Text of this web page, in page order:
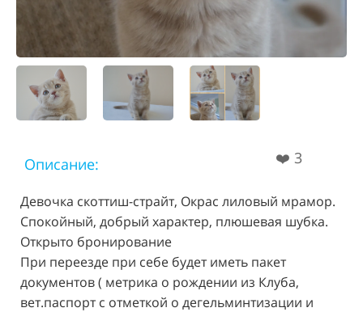
Описание: ❤️ 3
Девочка скоттиш-страйт, Окрас лиловый мрамор.
Спокойный, добрый характер, плюшевая шубка.
Открыто бронирование
При переезде при себе будет иметь пакет
документов ( метрика о рождении из Клуба,
вет.паспорт с отметкой о дегельминтизации и